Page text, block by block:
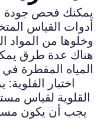
يمكنك فحص جودة
أدوات القياس
وخلوها من المواد
هناك عدة طرق
المياه المقطرة في
القلوية لقياس
يجب أن يكون